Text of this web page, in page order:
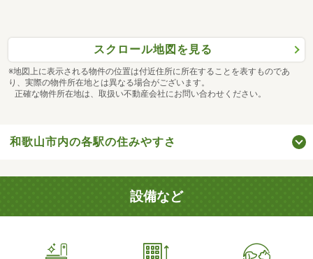
スクロール地図を見る
※地図上に表示される物件の位置は付近住所に所在することを表すものであ
り、実際の物件所在地とは異なる場合がございます。
正確な物件所在地は、取扱い不動産会社にお問い合わせください。
和歌山市内の各駅の住みやすさ
設備など